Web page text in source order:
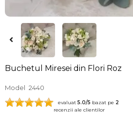
Buchetul Miresei din Flori Roz
Model 2440
evaluat 5.0/5 bazat pe 2
recenzii ale clientilor